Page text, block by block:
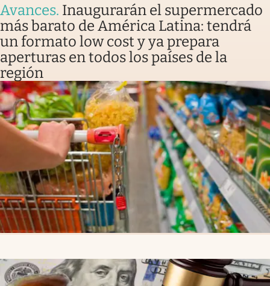
Avances. Inaugurarán el supermercado
más barato de América Latina: tendrá
un formato low cost y ya prepara
aperturas en todos los países de la
región